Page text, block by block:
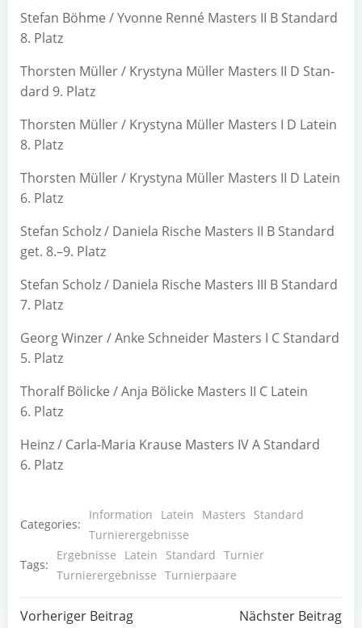
Ste­fan Böh­me / Yvonne Ren­né Mas­ters II B Stan­dard
8. Platz
Thors­ten Mül­ler / Kry­sty­na Mül­ler Mas­ters II D Stan­
dard 9. Platz
Thors­ten Mül­ler / Kry­sty­na Mül­ler Mas­ters I D Latein
8. Platz
Thors­ten Mül­ler / Kry­sty­na Mül­ler Mas­ters II D Latein
6. Platz
Ste­fan Scholz / Danie­la Rische Mas­ters II B Stan­dard
get. 8.–9. Platz
Ste­fan Scholz / Danie­la Rische Mas­ters III B Stan­dard
7. Platz
Georg Win­zer / Anke Schnei­der Mas­ters I C Stan­dard
5. Platz
Tho­ralf Böli­cke / Anja Böli­cke Mas­ters II C Latein
6. Platz
Heinz / Car­la-Maria Krau­se Mas­ters IV A Stan­dard
6. Platz
Categories:
Information Latein Masters
Standard
Turnierergebnisse
Tags:
Ergebnisse Latein Standard Turnier
Turnierergebnisse Turnierpaare
Vorheriger Beitrag Nächster Beitrag